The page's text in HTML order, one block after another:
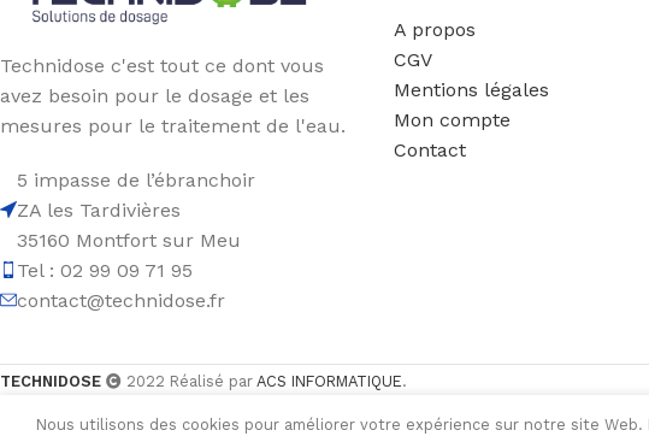
Technidose c'est tout ce dont vous
avez besoin pour le dosage et les
mesures pour le traitement de l'eau.
5 impasse de l’ébranchoir
ZA les Tardivières
35160 Montfort sur Meu
Tel : 02 99 09 71 95
contact@technidose.fr
A propos
CGV
Mentions légales
Mon compte
Contact
TECHNIDOSE 2022 Réalisé par ACS INFORMATIQUE.
Nous utilisons des cookies pour améliorer votre expérience sur notre site